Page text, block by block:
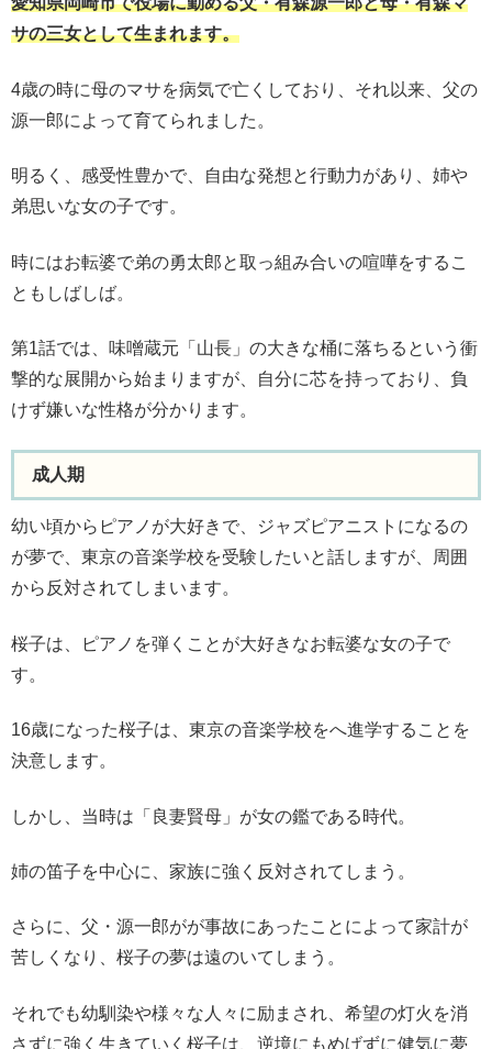
サの三女として生まれます。
4歳の時に母のマサを病気で亡くしており、それ以来、父の
源一郎によって育てられました。
明るく、感受性豊かで、自由な発想と行動力があり、姉や
弟思いな女の子です。
時にはお転婆で弟の勇太郎と取っ組み合いの喧嘩をするこ
ともしばしば。
第1話では、味噌蔵元「山長」の大きな桶に落ちるという衝
撃的な展開から始まりますが、自分に芯を持っており、負
けず嫌いな性格が分かります。
成人期
幼い頃からピアノが大好きで、ジャズピアニストになるの
が夢で、東京の音楽学校を受験したいと話しますが、周囲
から反対されてしまいます。
桜子は、ピアノを弾くことが大好きなお転婆な女の子で
す。
16歳になった桜子は、東京の音楽学校をへ進学することを
決意します。
しかし、当時は「良妻賢母」が女の鑑である時代。
姉の笛子を中心に、家族に強く反対されてしまう。
さらに、父・源一郎がが事故にあったことによって家計が
苦しくなり、桜子の夢は遠のいてしまう。
それでも幼馴染や様々な人々に励まされ、希望の灯火を消
さずに強く生きていく桜子は、逆境にもめげずに健気に夢